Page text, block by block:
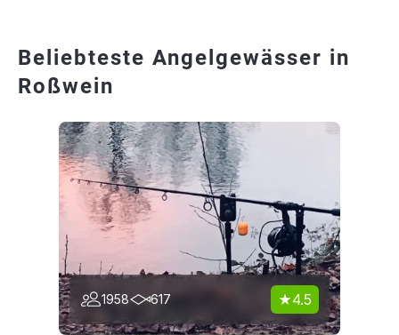
Beliebteste Angelgewässer in
Roßwein
1958 617 4.5